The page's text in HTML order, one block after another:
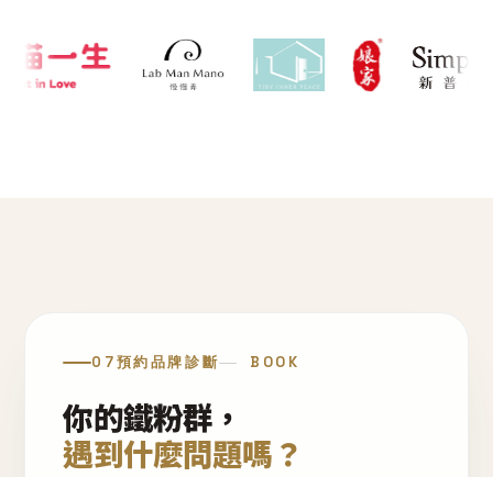
07預約品牌診斷 BOOK
你的鐵粉群，
遇到什麼問題嗎？